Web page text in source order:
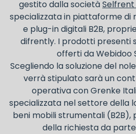
gestito dalla societàSelfrent
specializzata in piattaforme
e plug-in digitali B2B,
difrently. I prodotti presenti
offerti da Webidoo
Scegliendo la soluzione del
verrà stipulato sarà un
operativa con Grenke
specializzata nel settore della
beni mobili strumentali (B2B),
della richiesta da